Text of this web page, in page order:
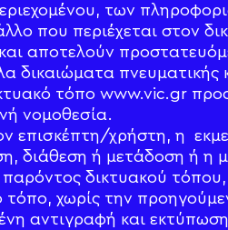
των
που περιέχεται στον
αποτελούν
πνευματικής
τόπο www.vic.gr
νομοθεσία.
επισκέπτη/χρήστη, η
διάθεση ή μετάδοση ή η
δικτυακού
χωρίς την
αντιγραφή και